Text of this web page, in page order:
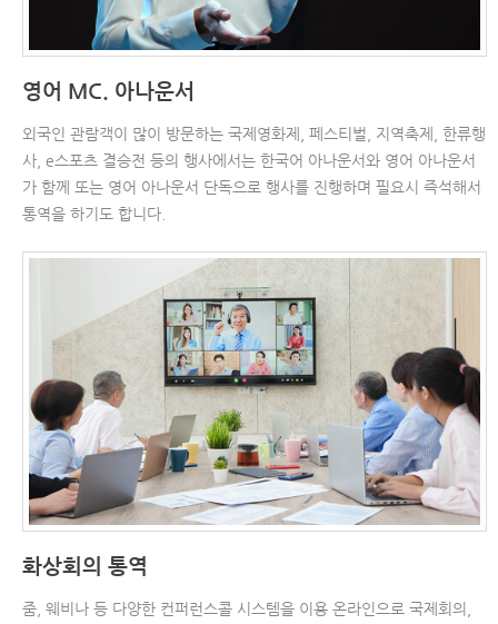
영어 MC. 아나운서
외국인 관람객이 많이 방문하는 국제영화제, 페스티벌, 지역축제, 한류행
사, e스포츠 결승전 등의 행사에서는 한국어 아나운서와 영어 아나운서
가 함께 또는 영어 아나운서 단독으로 행사를 진행하며 필요시 즉석해서
통역을 하기도 합니다.
화상회의 통역
줌, 웨비나 등 다양한 컨퍼런스콜 시스템을 이용 온라인으로 국제회의,